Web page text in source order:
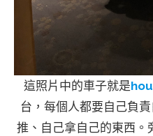
這照片中的車子就是
台，每個人都要自己負
推、自己拿自己的東西。